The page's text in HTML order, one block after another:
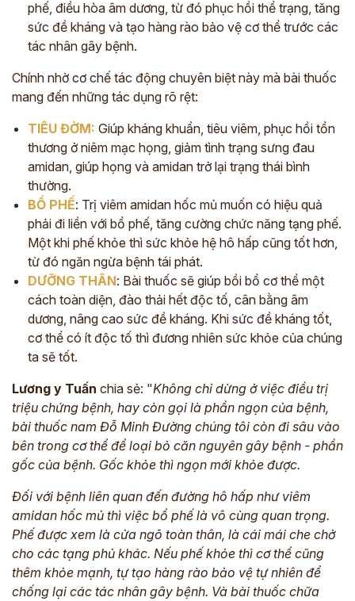
phế, điều hòa âm dương, từ đó phục hồi thể trạng, tăng
sức đề kháng và tạo hàng rào bảo vệ cơ thể trước các
tác nhân gây bệnh.
Chính nhờ cơ chế tác động chuyên biệt này mà bài thuốc
mang đến những tác dụng rõ rệt:
TIÊU ĐỜM: Giúp kháng khuẩn, tiêu viêm, phục hồi tổn
thương ở niêm mạc họng, giảm tình trạng sưng đau
amidan, giúp họng và amidan trở lại trạng thái bình
thường.
BỔ PHẾ: Trị viêm amidan hốc mủ muốn có hiệu quả
phải đi liền với bổ phế, tăng cường chức năng tạng phế.
Một khi phế khỏe thì sức khỏe hệ hô hấp cũng tốt hơn,
từ đó ngăn ngừa bệnh tái phát.
DƯỠNG THÂN: Bài thuốc sẽ giúp bồi bổ cơ thể một
cách toàn diện, đào thải hết độc tố, cân bằng âm
dương, nâng cao sức đề kháng. Khi sức đề kháng tốt,
cơ thể có ít độc tố thì đương nhiên sức khỏe của chúng
ta sẽ tốt.
Lương y Tuấn chia sẻ: "Không chỉ dừng ở việc điều trị
triệu chứng bệnh, hay còn gọi là phần ngọn của bệnh,
bài thuốc nam Đỗ Minh Đường chúng tôi còn đi sâu vào
bên trong cơ thể để loại bỏ căn nguyên gây bệnh - phần
gốc của bệnh. Gốc khỏe thì ngọn mới khỏe được.
Đối với bệnh liên quan đến đường hô hấp như viêm
amidan hốc mủ thì việc bổ phế là vô cùng quan trọng.
Phế được xem là cửa ngõ toàn thân, là cái mái che chở
cho các tạng phủ khác. Nếu phế khỏe thì cơ thể cũng
thêm khỏe mạnh, tự tạo hàng rào bảo vệ tự nhiên để
chống lại các tác nhân gây bệnh. Và bài thuốc chữa